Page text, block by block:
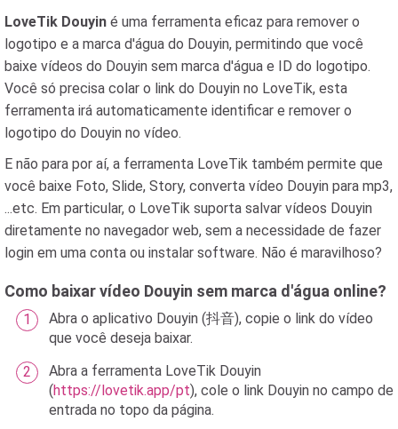
LoveTik Douyin é uma ferramenta eficaz para remover o
logotipo e a marca d'água do Douyin, permitindo que você
baixe vídeos do Douyin sem marca d'água e ID do logotipo.
Você só precisa colar o link do Douyin no LoveTik, esta
ferramenta irá automaticamente identificar e remover o
logotipo do Douyin no vídeo.
E não para por aí, a ferramenta LoveTik também permite que
você baixe Foto, Slide, Story, converta vídeo Douyin para mp3,
...etc. Em particular, o LoveTik suporta salvar vídeos Douyin
diretamente no navegador web, sem a necessidade de fazer
login em uma conta ou instalar software. Não é maravilhoso?
Como baixar vídeo Douyin sem marca d'água online?
Abra o aplicativo Douyin (抖音), copie o link do vídeo
que você deseja baixar.
Abra a ferramenta LoveTik Douyin
(https://lovetik.app/pt), cole o link Douyin no campo de
entrada no topo da página.